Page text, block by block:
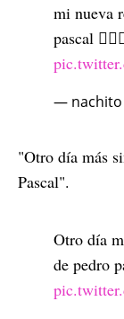
mi nueva
pascal
— nachito
"Otro día más
Pascal".
Otro día
de pedro